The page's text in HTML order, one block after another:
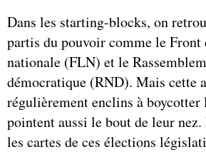
Dans les starting-blocks, on
partis du pouvoir comme le
nationale (FLN) et le
démocratique (RND). Mais cette
régulièrement enclins à boycotter
pointent aussi le bout de leur
les cartes de ces élections